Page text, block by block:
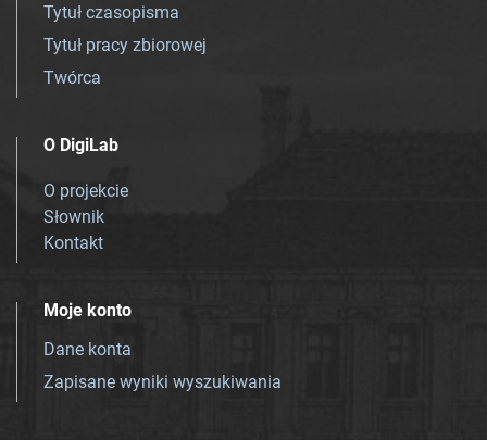
Tytuł czasopisma
Tytuł pracy zbiorowej
Twórca
O DigiLab
O projekcie
Słownik
Kontakt
Moje konto
Dane konta
Zapisane wyniki wyszukiwania